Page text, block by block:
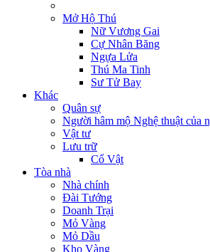
Mở Hộ Thú
Nữ Vương Gai
Cự Nhân Băng
Ngựa Lửa
Thú Ma Tinh
Sư Tử Bay
Khác
Quân sự
Người hâm mộ Nghệ thuật của
Vật tư
Lưu trữ
Cổ Vật
Tòa nhà
Nhà chính
Đài Tướng
Doanh Trại
Mỏ Vàng
Mỏ Dầu
Kho Vàng